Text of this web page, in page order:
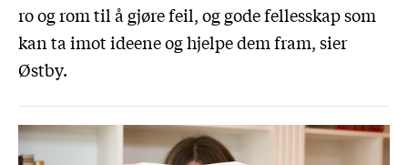
ro og rom til å gjøre feil, og gode fellesskap som
kan ta imot ideene og hjelpe dem fram, sier
Østby.